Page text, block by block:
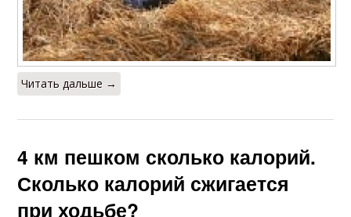
Читать дальше →
4 км пешком сколько калорий.
Сколько калорий сжигается
при ходьбе?